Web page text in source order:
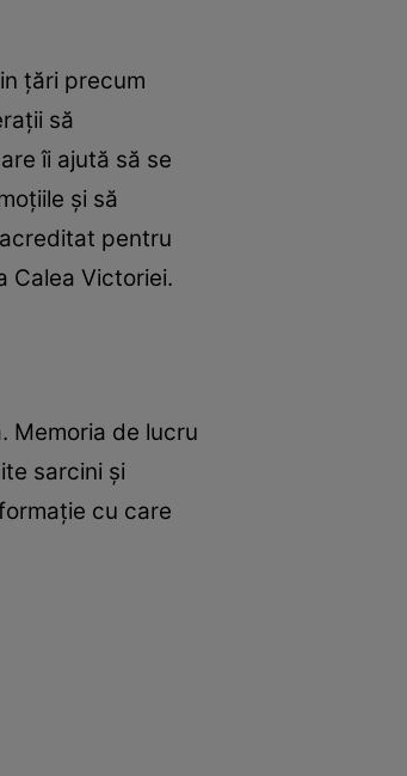
țări precum
să
îi ajută să se
și să
pentru
Calea Victoriei.
Memoria de lucru
sarcini și
cu care